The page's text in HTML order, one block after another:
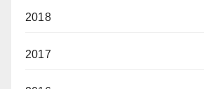
2018
2017